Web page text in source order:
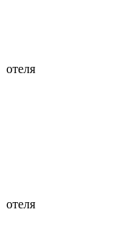
отеля
отеля